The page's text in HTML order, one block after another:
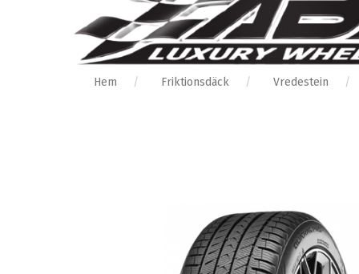
Hem Friktionsdäck Vredestein